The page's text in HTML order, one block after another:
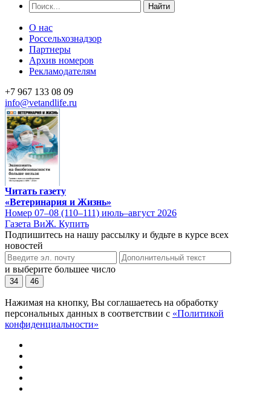
Найти
О нас
Россельхознадзор
Партнеры
Архив номеров
Рекламодателям
+7 967 133 08 09
info@vetandlife.ru
Читать газету
«Ветеринария и Жизнь»
Номер 07–08 (110–111) июль–август 2026
Газета ВиЖ. Купить
Подпишитесь на нашу рассылку и будьте в курсе всех
новостей
и выберите большее число
34 46
Нажимая на кнопку, Вы соглашаетесь на обработку
персональных данных в соответствии с «Политикой
конфиденциальности»